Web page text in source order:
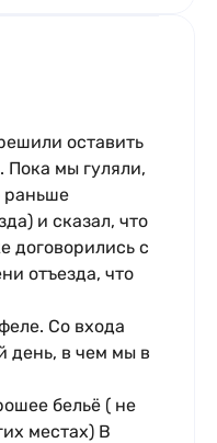
оставить
Пока мы гуляли,
раньше
и сказал, что
договорились с
отъезда, что
Со входа
день, в чем мы в
бельё ( не
местах) В